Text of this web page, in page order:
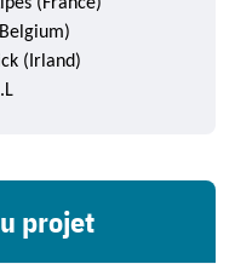
( Irland)
projet